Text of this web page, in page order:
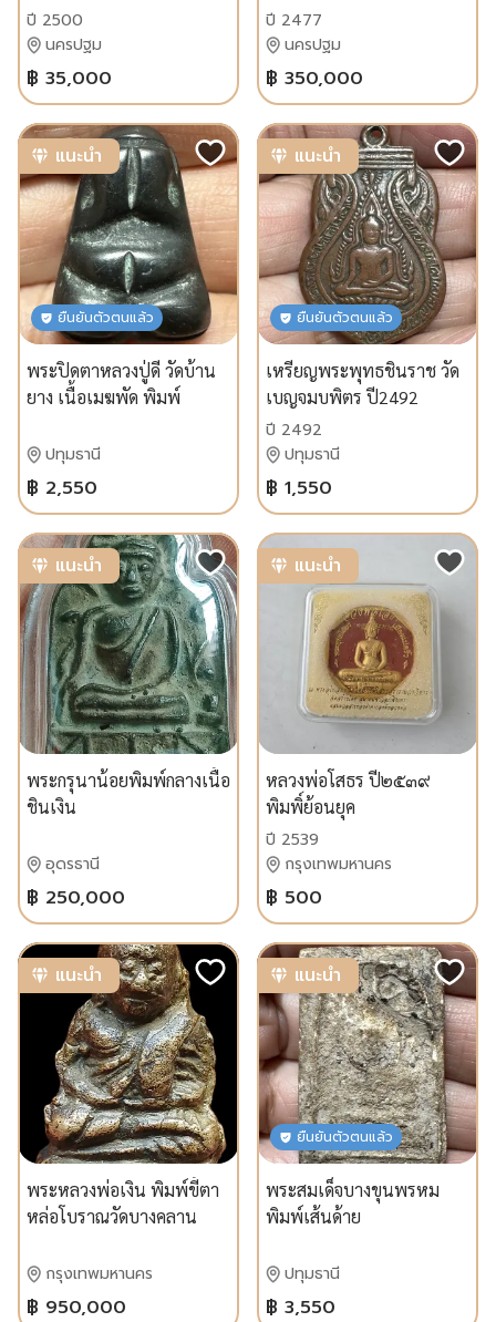
ปี 2500
นครปฐม
฿ 35,000
ปี 2477
นครปฐม
฿ 350,000
ยืนยันตัวตนแล้ว
แนะนำ
พระปิดตาหลวงปู่ดี วัดบ้าน
ยาง เนื้อเมฆพัด พิมพ์
ปทุมธานี
฿ 2,550
ยืนยันตัวตนแล้ว
แนะนำ
เหรียญพระพุทธชินราช วัด
เบญจมบพิตร ปี2492
ปี 2492
ปทุมธานี
฿ 1,550
แนะนำ
พระกรุนาน้อยพิมพ์กลางเนื้อ
ชินเงิน
อุดรธานี
฿ 250,000
แนะนำ
หลวงพ่อโสธร ปี๒๕๓๙
พิมพิ์ย้อนยุค
ปี 2539
กรุงเทพมหานคร
฿ 500
แนะนำ
พระหลวงพ่อเงิน พิมพ์ขี้ตา
หล่อโบราณวัดบางคลาน
กรุงเทพมหานคร
฿ 950,000
ยืนยันตัวตนแล้ว
แนะนำ
พระสมเด็จบางขุนพรหม
พิมพ์เส้นด้าย
ปทุมธานี
฿ 3,550